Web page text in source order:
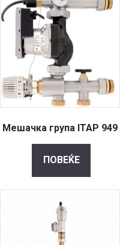
Мешачка група ITAP 949
ПОВЕЌЕ